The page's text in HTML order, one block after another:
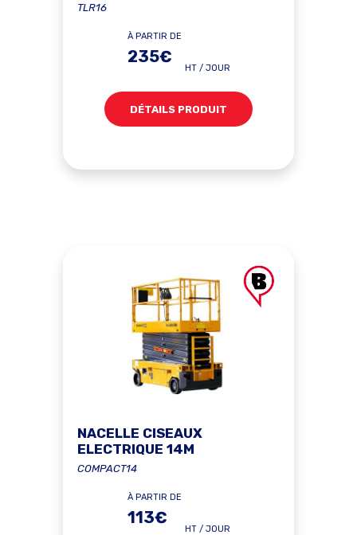
TLR16
À PARTIR DE
235€
HT / JOUR
DÉTAILS PRODUIT
NACELLE CISEAUX
ELECTRIQUE 14M
COMPACT14
À PARTIR DE
113€
HT / JOUR